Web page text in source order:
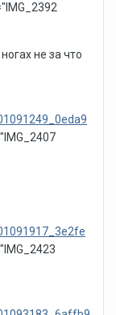
не за что